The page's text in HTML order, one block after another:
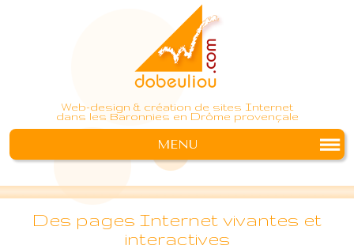
Web-design & création de sites Internet
dans les Baronnies en Drôme provençale
MENU
Des pages Internet vivantes et
interactives